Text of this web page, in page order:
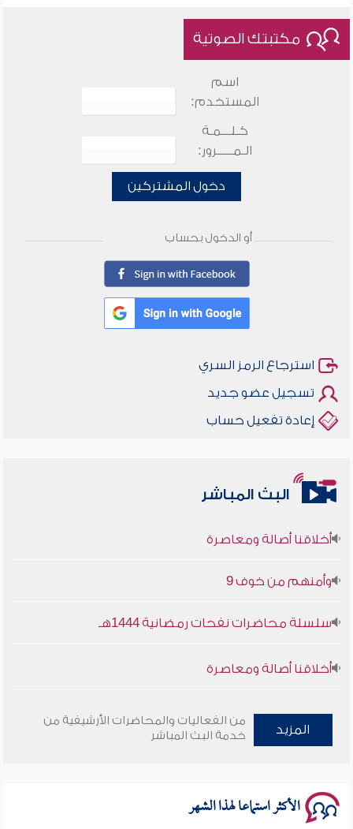
مكتبتك الصوتية
اسم
المستخدم:
كـلـــمـة
الـمـــــرور:
دخول المشتركين
أو الدخول بحساب
استرجاع الرمز السري
تسجيل عضو جديد
إعادة تفعيل حساب
البث المباشر
أخلاقنا أصالة ومعاصرة
وأمنهم من خوف 9
سلسلة محاضرات نفحات رمضانية 1444هـ
أخلاقنا أصالة ومعاصرة
سلسلة محاضرات نفحات رمضانية 1444هـ
المزيد
من الفعاليات والمحاضرات الأرشيفية من
خدمة البث المباشر
الأكثر استماعا لهذا الشهر